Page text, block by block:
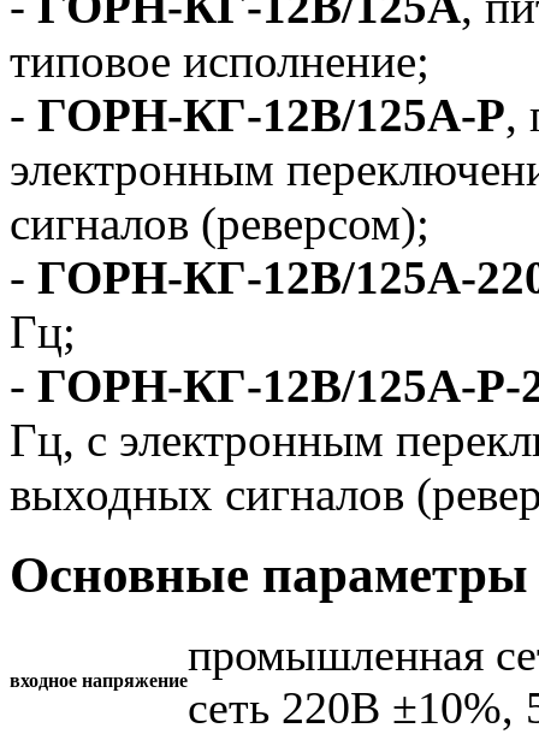
типовое исполнение;
- ГОРН-КГ-12В/125А-Р,
электронным
сигналов (реверсом);
- ГОРН-КГ-12В/125А-
Гц;
- ГОРН-КГ-12В/125А-Р-
Гц, с электронным
выходных сигналов
Основные параметры
входное напряжение
промышленная
сеть 220В ±10%,